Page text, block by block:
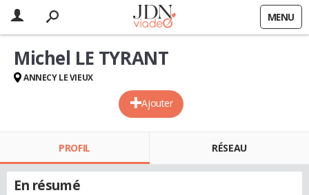
MENU
Ajouter
Michel LE TYRANT
ANNECY LE VIEUX
PROFIL RÉSEAU
En résumé